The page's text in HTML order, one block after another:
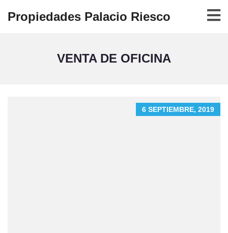
Propiedades Palacio Riesco
VENTA DE OFICINA
6 SEPTIEMBRE, 2019